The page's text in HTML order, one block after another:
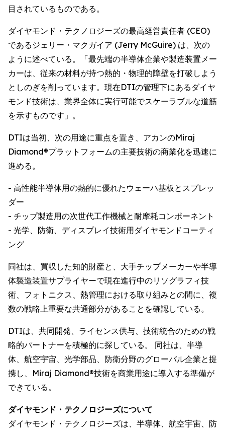
目されているものである。
ダイヤモンド・テクノロジーズの最高経営責任者 (CEO)
であるジェリー・マクガイア (Jerry McGuire) は、次の
ように述べている。「最先端の半導体企業や製造装置メー
カーは、従来の材料が持つ熱的・物理的障壁を打破しよう
としのぎを削っています。現在DTIの管理下にあるダイヤ
モンド技術は、業界全体に実行可能でスケーラブルな道筋
を示すものです」。
DTIは当初、次の用途に重点を置き、アカンのMiraj
Diamond®プラットフォームの主要技術の商業化を迅速に
進める。
- 高性能半導体用の熱的に優れたウェーハ基板とスプレッ
ダー
- チップ製造用の次世代工作機械と耐摩耗コンポーネント
- 光学、防衛、ディスプレイ技術用ダイヤモンドコーティ
ング
同社は、買収した知的財産と、大手チップメーカーや半導
体製造装置サプライヤーで現在進行中のリソグラフィ技
術、フォトニクス、熱管理における取り組みとの間に、複
数の戦略上重要な共通部分があることを確認している。
DTIは、共同開発、ライセンス供与、技術統合のための戦
略的パートナーを積極的に探している。 同社は、半導
体、航空宇宙、光学部品、防衛分野のグローバル企業と提
携し、Miraj Diamond®技術を商業用途に導入する準備が
できている。
ダイヤモンド・テクノロジーズについて
ダイヤモンド・テクノロジーズは、半導体、航空宇宙、防